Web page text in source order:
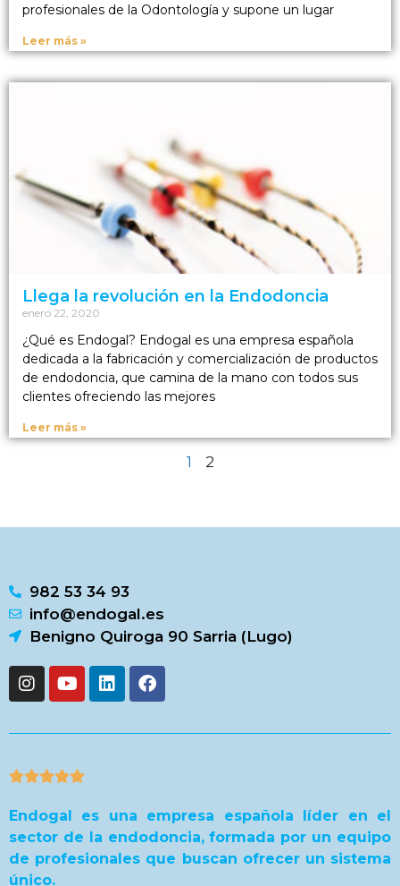
profesionales de la Odontología y supone un lugar
Leer más »
Llega la revolución en la Endodoncia
enero 22, 2020
¿Qué es Endogal? Endogal es una empresa española
dedicada a la fabricación y comercialización de productos
de endodoncia, que camina de la mano con todos sus
clientes ofreciendo las mejores
Leer más »
1 2
982 53 34 93
info@endogal.es
Benigno Quiroga 90 Sarria (Lugo)

Endogal es una empresa española líder en el
sector de la endodoncia, formada por un equipo
de profesionales que buscan ofrecer un sistema
único.